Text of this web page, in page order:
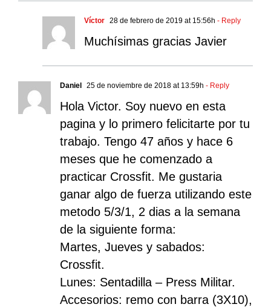
Víctor 28 de febrero de 2019 at 15:56h - Reply
Muchísimas gracias Javier
Daniel 25 de noviembre de 2018 at 13:59h - Reply
Hola Victor. Soy nuevo en esta
pagina y lo primero felicitarte por tu
trabajo. Tengo 47 años y hace 6
meses que he comenzado a
practicar Crossfit. Me gustaria
ganar algo de fuerza utilizando este
metodo 5/3/1, 2 dias a la semana
de la siguiente forma:
Martes, Jueves y sabados:
Crossfit.
Lunes: Sentadilla – Press Militar.
Accesorios: remo con barra (3X10),